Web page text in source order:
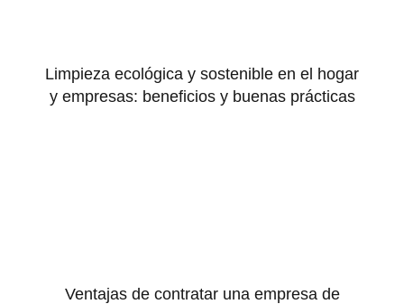
Limpieza ecológica y sostenible en el hogar
y empresas: beneficios y buenas prácticas
Ventajas de contratar una empresa de